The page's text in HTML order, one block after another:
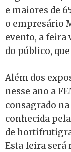
e maiores de
o empresário
evento, a feira
do público,
Além dos
nesse ano a
consagrado
conhecida
de
Esta feira será